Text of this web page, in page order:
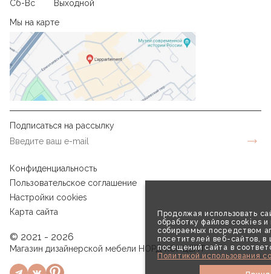
Продолжая использовать
обработку файлов cookies и
собираемых посредством
посетителей веб-сайтов, в
посещений сайта в
Политикой использования
Сб-Вс
Выходной
Мы на карте
Подписаться на рассылку
Конфиденциальность
Пользовательское соглашение
Настройки cookies
Карта сайта
© 2021 - 2026
Магазин дизайнерской мебели НОРД КОНЦЕПТ